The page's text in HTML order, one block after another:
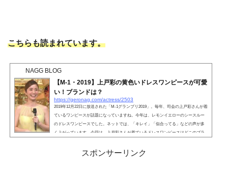
こちらも読まれています。
NAGG BLOG
【M-1・2019】上戸彩の黄色いドレスワンピースが可愛
い！ブランドは？
https://geronag.com/actress/2503
2019年12月22日に放送された「M-1グランプリ2019」。毎年、司会の上戸彩さんが着
ているワンピースが話題になっていますね。今年は、レモンイエローのシースルー
のドレスワンピースでした。ネットでは、「キレイ」「似合ってる」などの声が多
く上がっています。今回は、上戸彩さんが着ているドレスワンピースはどこのブラ
彩の黄色いドレスワンピースが可愛い！上戸彩さんが着ているドレスワンピース
は、キレイなレモンイエローですね。胸元や背中はシ...
スポンサーリンク